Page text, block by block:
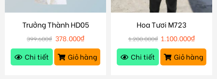
Trưởng Thành HD05
399.600₫ 378.000₫
Chi tiết
Giỏ hàng
Hoa Tươi M723
1.200.000₫ 1.100.000₫
Chi tiết
Giỏ hàng